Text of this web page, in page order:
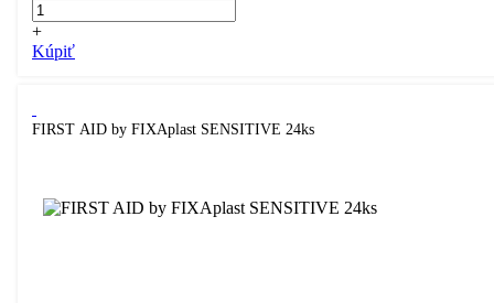
+
Kúpiť
FIRST AID by FIXAplast SENSITIVE 24ks